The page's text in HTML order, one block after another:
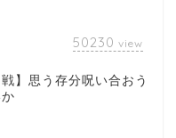
50230 view
戦】思う存分呪い合おう